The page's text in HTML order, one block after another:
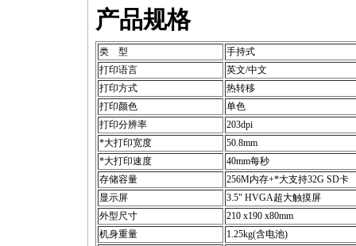
产品规格
类 型
手持式
打印语言
英文/中文
打印方式
热转移
打印颜色
单色
打印分辨率
203dpi
*大打印宽度
50.8mm
*大打印速度
40mm每秒
存储容量
256M内存+*大支持32G SD卡
显示屏
3.5" HVGA超大触摸屏
外型尺寸
210 x190 x80mm
机身重量
1.25kg(含电池)